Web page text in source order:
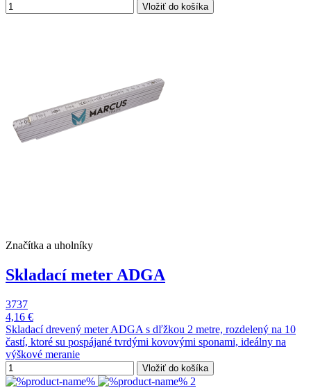
Vložiť do košíka
Značítka a uholníky
Skladací meter ADGA
3737
4,16 €
Skladací drevený meter ADGA s dľžkou 2 metre, rozdelený na 10
častí, ktoré su pospájané tvrdými kovovými sponami, ideálny na
výškové meranie
Vložiť do košíka